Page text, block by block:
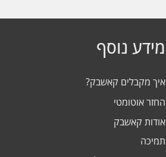
מידע נוסף
איך מקבלים קאשבק?
החזר אוטומטי
אודות קאשבק
תמיכה